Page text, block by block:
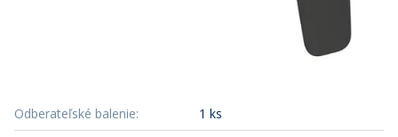
Odberateľské balenie:
1 ks